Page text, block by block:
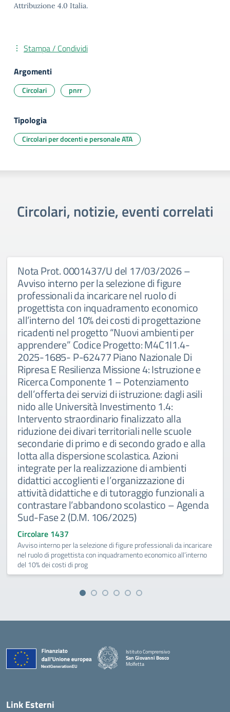
Attribuzione 4.0 Italia.
Stampa / Condividi
Argomenti
Circolari pnrr
Tipologia
Circolari per docenti e personale ATA
Circolari, notizie, eventi correlati
Nota Prot. 0001437/U del 17/03/2026 –
Avviso interno per la selezione di figure
professionali da incaricare nel ruolo di
progettista con inquadramento economico
all’interno del 10% dei costi di progettazione
ricadenti nel progetto “Nuovi ambienti per
apprendere” Codice Progetto: M4C1I1.4-
2025-1685- P-62477 Piano Nazionale Di
Ripresa E Resilienza Missione 4: Istruzione e
Ricerca Componente 1 – Potenziamento
dell’offerta dei servizi di istruzione: dagli asili
nido alle Università Investimento 1.4:
Intervento straordinario finalizzato alla
riduzione dei divari territoriali nelle scuole
secondarie di primo e di secondo grado e alla
lotta alla dispersione scolastica. Azioni
integrate per la realizzazione di ambienti
didattici accoglienti e l’organizzazione di
attività didattiche e di tutoraggio funzionali a
contrastare l’abbandono scolastico – Agenda
Sud-Fase 2 (D.M. 106/2025)
Circolare 1437
Avviso interno per la selezione di figure professionali da incaricare
nel ruolo di progettista con inquadramento economico all’interno
del 10% dei costi di prog
Istituto Comprensivo
San Giovanni Bosco
Molfetta
Link Esterni